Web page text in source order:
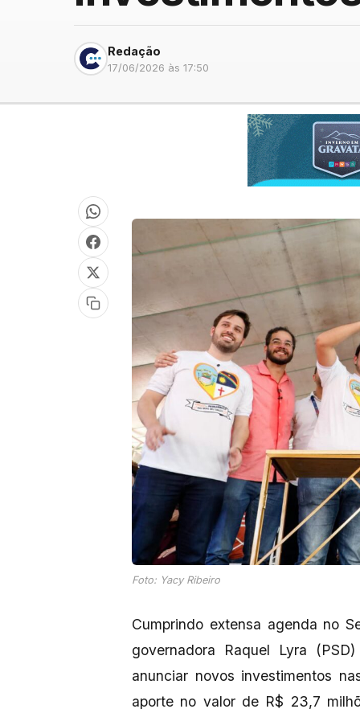
Redação
17/06/2026 às 17:50
Foto: Yacy Ribeiro
Cumprindo extensa agenda no
governadora Raquel Lyra
anunciar novos investimentos
aporte no valor de R$ 23,7